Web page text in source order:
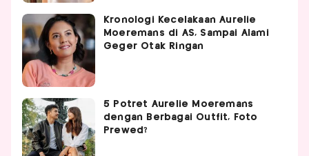
Kronologi Kecelakaan Aurelie
Moeremans di AS, Sampai Alami
Geger Otak Ringan
5 Potret Aurelie Moeremans
dengan Berbagai Outfit, Foto
Prewed?